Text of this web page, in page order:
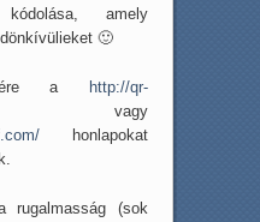
amely
🙂
a
http://qr-
honlapokat
rugalmasság (sok